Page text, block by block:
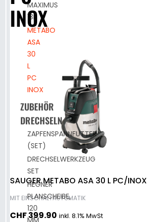
INOX
SAUGER METABO ASA 30 L PC/INOX
MIT EINSCHALTAUTOMATIK
CHF399.90 inkl. 8.1% MwSt
1
MULTICUT
1E
MULTICUT
1E
MIT
REGELUNG
ÜBER
FUSSPEDAL
HEGNER
DEKUPIERSÄGE
MULTICUT
2S
HEGNER
SCHEIBENSCHLEIFMASCHINE
TBS
500
TBS
500
IRS
TWS
230
ZUBEHÖR
MAXIMUS
13E
METABO
ASA
30
L
PC
INOX
ZUBEHÖR
DRECHSELN
ZAPFENSPANNFUTTER
(SET)
DRECHSELWERKZEUG
SET
HEGNER
PLANSCHEIBE,
120
MM